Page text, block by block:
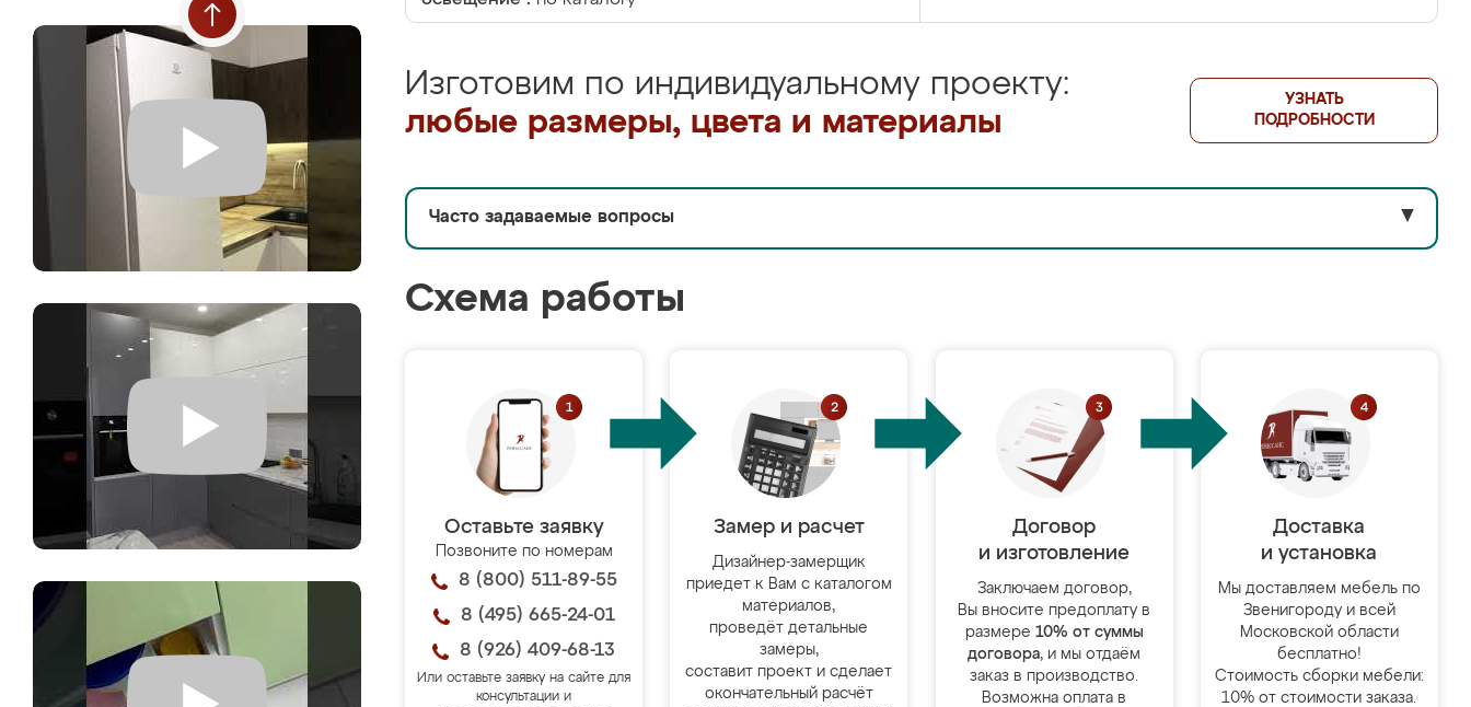
Изготовим по индивидуальному проекту:
любые размеры, цвета и материалы
УЗНАТЬ
ПОДРОБНОСТИ
Часто задаваемые вопросы ▼
Схема работы
Оставьте заявку
Позвоните по номерам
8 (800) 511-89-55
8 (495) 665-24-01
8 (926) 409-68-13
Или оставьте заявку на сайте для
консультации и
Замер и расчет
Дизайнер-замерщик
приедет к Вам с каталогом
материалов,
проведёт детальные
замеры,
составит проект и сделает
окончательный расчёт
Договор
и изготовление
Заключаем договор,
Вы вносите предоплату в
размере 10% от суммы
договора, и мы отдаём
заказ в производство.
Возможна оплата в
Доставка
и установка
Мы доставляем мебель по
Звенигороду и всей
Московской области
бесплатно!
Стоимость сборки мебели:
10% от стоимости заказа.